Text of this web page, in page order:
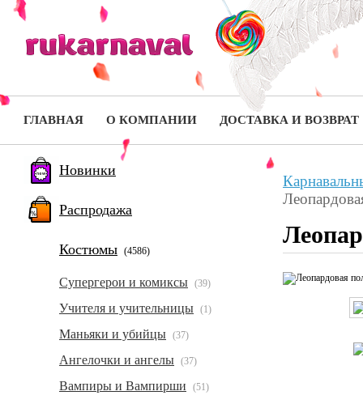
ГЛАВНАЯ О КОМПАНИИ ДОСТАВКА И ВОЗВРАТ
Новинки
Распродажа
Костюмы (4586)
Супергерои и комиксы (39)
Учителя и учительницы (1)
Маньяки и убийцы (37)
Ангелочки и ангелы (37)
Вампиры и Вампирши (51)